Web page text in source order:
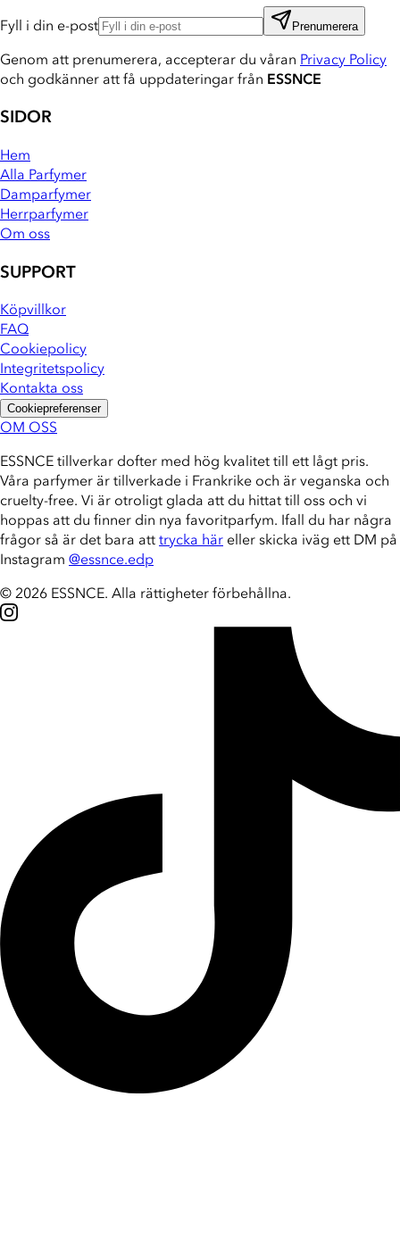
Fyll i din e-post Prenumerera
Genom att prenumerera, accepterar du våran Privacy Policy
och godkänner att få uppdateringar från ESSNCE
SIDOR
Hem
Alla Parfymer
Damparfymer
Herrparfymer
Om oss
SUPPORT
Köpvillkor
FAQ
Cookiepolicy
Integritetspolicy
Kontakta oss
Cookiepreferenser
OM OSS
ESSNCE tillverkar dofter med hög kvalitet till ett lågt pris.
Våra parfymer är tillverkade i Frankrike och är veganska och
cruelty-free. Vi är otroligt glada att du hittat till oss och vi
hoppas att du finner din nya favoritparfym. Ifall du har några
frågor så är det bara atttrycka här eller skicka iväg ett DM på
Instagram @essnce.edp
© 2026 ESSNCE. Alla rättigheter förbehållna.